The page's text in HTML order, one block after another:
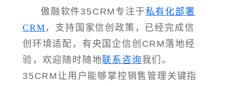
傲融软件35CRM专注于私有化部署
CRM ，支持国家信创政策，已经完成信
创环境适配，有央国企信创CRM落地经
验，欢迎随时随地联系咨询 我们。
35CRM让用户能够掌控销售管理关键指